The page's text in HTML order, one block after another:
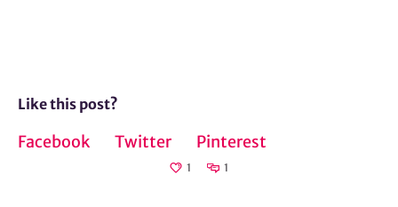
Like this post?
Facebook Twitter Pinterest
1 1